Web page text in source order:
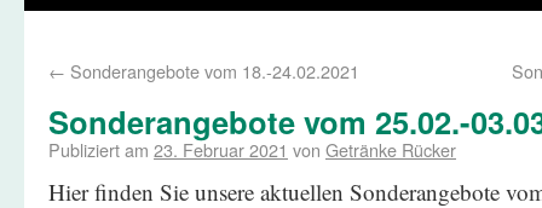
← Sonderangebote vom 18.-24.02.2021
Sonderangebote vom 25.02.-
Publiziert am 23. Februar 2021 von Getränke Rücker
Hier finden Sie unsere aktuellen Sonderangebote